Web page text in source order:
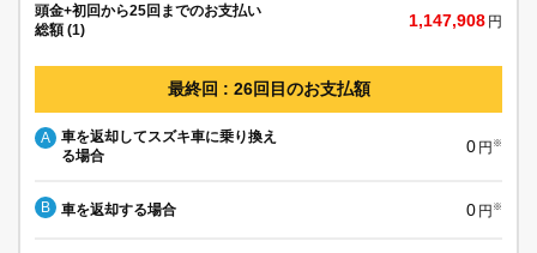
頭金+初回から25回までのお支払い
総額 (1)
1,147,908 円
最終回 : 26回目のお支払額
A
車を返却してスズキ車に乗り換え
る場合
0 円 ※
B 車を返却する場合 0 円 ※